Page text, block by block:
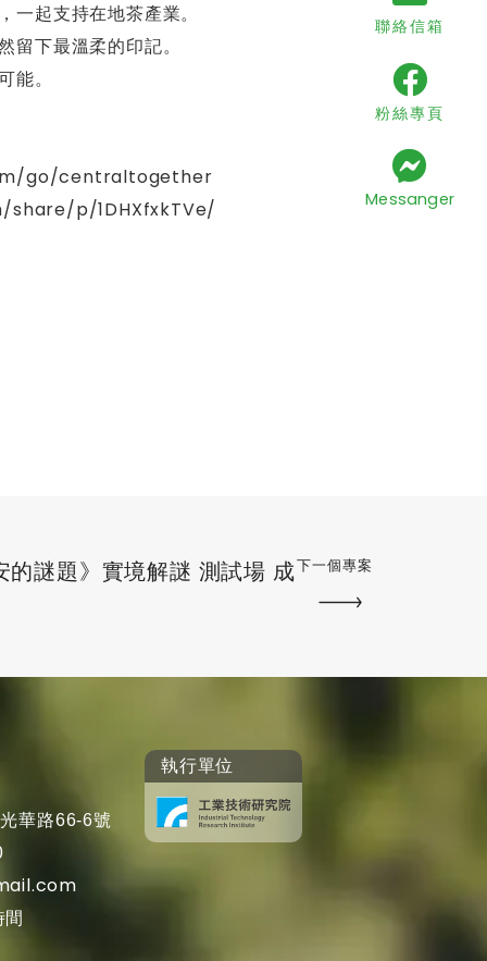
起支持在地茶產業。
下最溫柔的印記。
能。
go/centraltogether
share/p/1DHXfxkTVe/
謎題》實境解謎 測試場 成下一個專案
聯絡信箱
粉絲專頁
Messanger
華路66-6號
執行單位